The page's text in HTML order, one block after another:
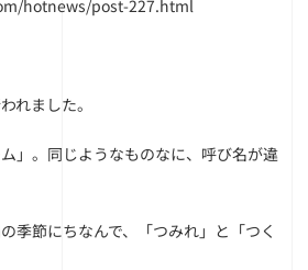
hotnews/post-227.html
れました。
」。同じようなものなに、呼び名が違
季節にちなんで、「つみれ」と「つく